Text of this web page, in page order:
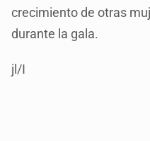
crecimiento de otras
durante la gala.
jl/I